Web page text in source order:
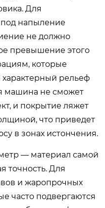
Для
напыление
не должно
превышение этого
которые
характерный рельеф
машина не сможет
и покрытие ляжет
что приведет
в зонах истончения.
— материал самой
точность. Для
и жаропрочных
часто подвергаются